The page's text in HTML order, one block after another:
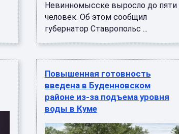
Невинномысске выросло до пяти
человек. Об этом сообщил
губернатор Ставропольс ...
Повышенная готовность
введена в Буденновском
районе из-за подъема уровня
воды в Куме